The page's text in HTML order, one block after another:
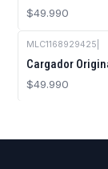
$49.990
MLC1168929425
Cargador
$49.990